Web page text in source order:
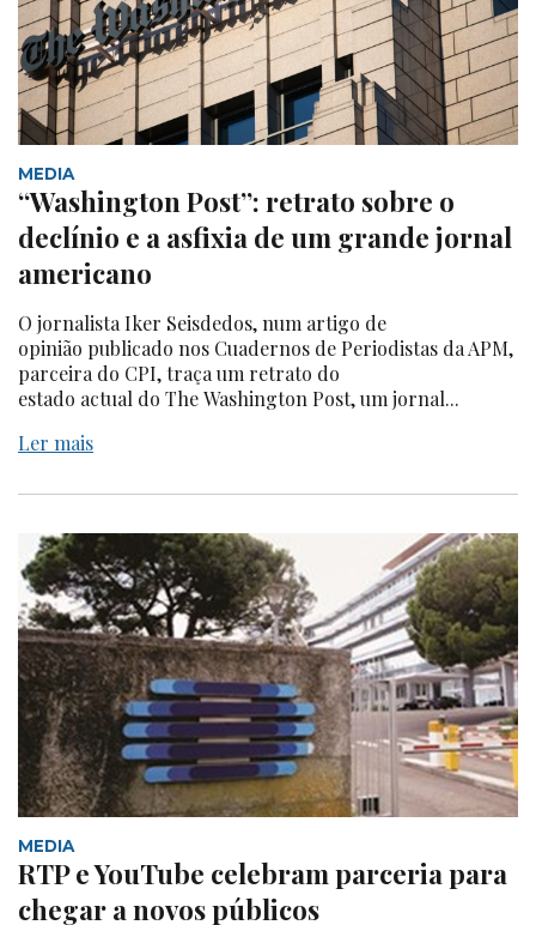
MEDIA
“Washington Post”: retrato sobre o
declínio e a asfixia de um grande jornal
americano
O jornalista Iker Seisdedos, num artigo de
opinião publicado nos Cuadernos de Periodistas da APM,
parceira do CPI, traça um retrato do
estado actual do The Washington Post, um jornal...
Ler mais
MEDIA
RTP e YouTube celebram parceria para
chegar a novos públicos